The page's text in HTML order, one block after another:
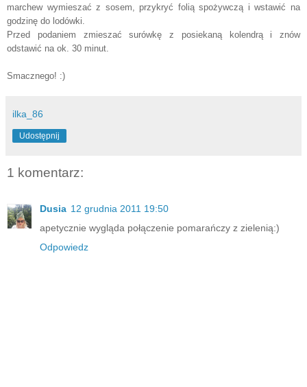
marchew wymieszać z sosem, przykryć folią spożywczą i wstawić na
godzinę do lodówki.
Przed podaniem zmieszać surówkę z posiekaną kolendrą i znów
odstawić na ok. 30 minut.
Smacznego! :)
ilka_86
Udostępnij
1 komentarz:
Dusia 12 grudnia 2011 19:50
apetycznie wygląda połączenie pomarańczy z zielenią:)
Odpowiedz